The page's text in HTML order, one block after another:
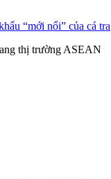
“mới nổi” của cá tra
thị trường ASEAN